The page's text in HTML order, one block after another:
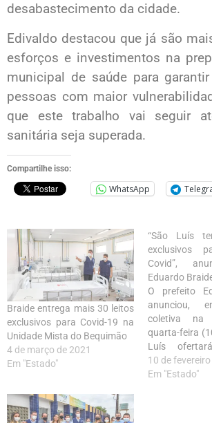
desabastecimento da cidade.
Edivaldo destacou que já são
esforços e investimentos na
municipal de saúde para
pessoas com maior
que este trabalho vai seguir
sanitária seja superada.
Compartilhe isso:
WhatsApp
Braide entrega mais 30 leitos
exclusivos para Covid-19 na
Unidade Mista do Bequimão
4 de março de 2021
Em "Estado"
“São Luís
exclusivos
Covid”,
Eduardo
O prefeito
anunciou,
coletiva na
quarta-feira
Luís
exclusivos
a pacientes
10 de fevereiro
Em "Estado"